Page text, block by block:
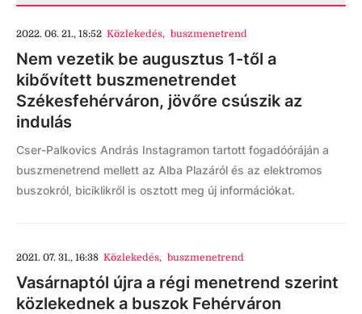
2022. 06. 21., 18:52 Közlekedés, buszmenetrend
Nem vezetik be augusztus 1-től a
kibővített buszmenetrendet
Székesfehérváron, jövőre csúszik az
indulás
Cser-Palkovics András Instagramon tartott fogadóóráján a
buszmenetrend mellett az Alba Plazáról és az elektromos
buszokról, biciklikről is osztott meg új információkat.
2021. 07. 31., 16:38 Közlekedés, buszmenetrend
Vasárnaptól újra a régi menetrend szerint
közlekednek a buszok Fehérváron